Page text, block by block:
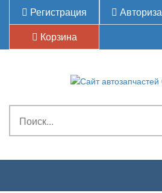
Регистрация
Корзина